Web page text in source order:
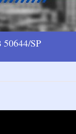
50644/SP